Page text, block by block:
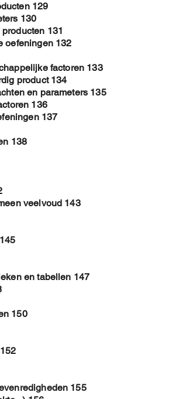
129
130
131
oefeningen 132
factoren 133
product 134
en parameters 135
136
137
138
veelvoud 143
en tabellen 147
150
155